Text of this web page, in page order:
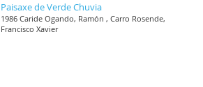
Paisaxe de Verde Chuvia
1986 Caride Ogando, Ramón , Carro Rosende,
Francisco Xavier